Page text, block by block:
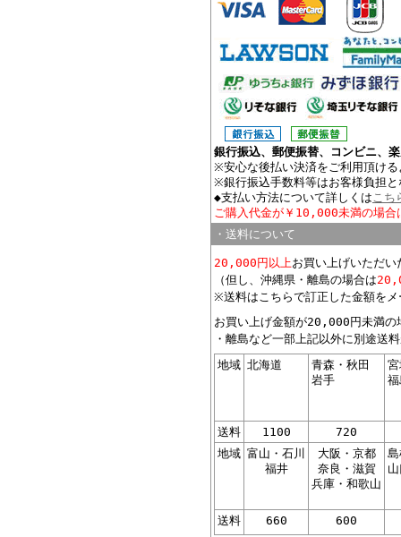
銀行振込、郵便振替、コンビニ、
※安心な後払い決済をご利用頂け
※銀行振込手数料等はお客様負担
◆支払い方法について詳しくはこち
ご購入代金が￥10,000未満の場合
・送料について
20,000円以上お買い上げいただ
（但し、沖縄県・離島の場合は
※送料はこちらで訂正した金額を
お買い上げ金額が20,000円未満の
・離島など一部上記以外に別途送
地域 北海道
青森・秋田
岩手
送料 1100
720
地域 富山・石川
福井
大阪・京都
奈良・滋賀
兵庫・和歌山
送料 660 600